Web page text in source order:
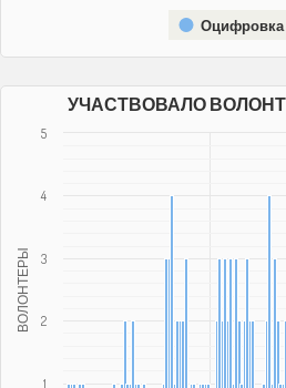
Оцифровка
ВОЛОНТЕРЫ
УЧАСТВОВАЛО
1
2
3
4
5